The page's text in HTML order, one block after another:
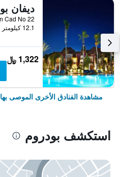
12.1 كيلومتر عن وسط المدينة
1,322 ﷼
مشاهدة الفنادق الأخرى الموصى بها
استكشف بودروم